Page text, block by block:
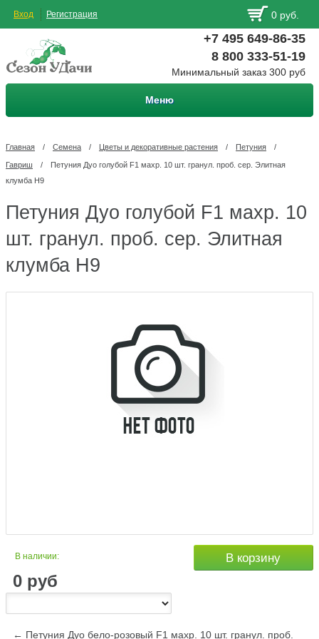
Вход Регистрация 0 руб.
+7 495 649-86-35
8 800 333-51-19
Минимальный заказ 300 руб
Меню
Главная / Семена / Цветы и декоративные растения / Петуния /
Гавриш /
Петуния Дуо голубой F1 махр. 10 шт. гранул. проб. сер. Элитная
клумба Н9
Петуния Дуо голубой F1 махр. 10
шт. гранул. проб. сер. Элитная
клумба Н9
В наличии:
0 руб
В корзину
← Петуния Дуо бело-розовый F1 махр. 10 шт. гранул. проб.